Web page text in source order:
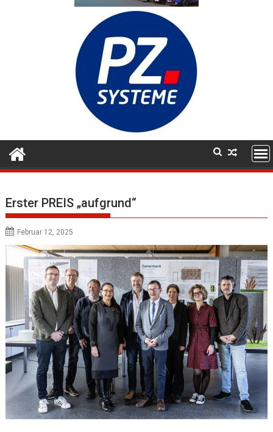
Erster PREIS „aufgrund“
Februar 12, 2025